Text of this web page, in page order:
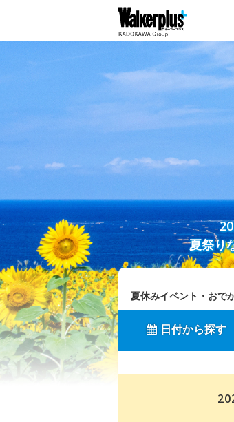
夏祭り
夏休みイベント・おで
日付から探す